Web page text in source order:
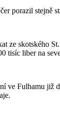
porazil stejně
ze skotského
tisíc liber na
ve Fulhamu již